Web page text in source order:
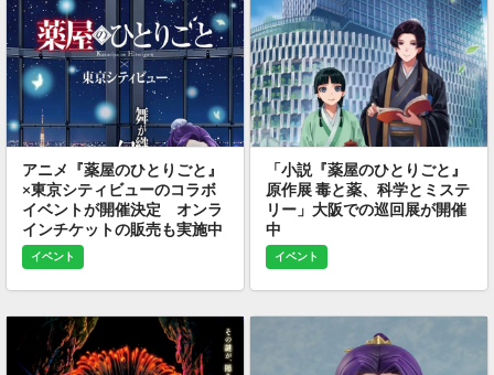
アニメ『薬屋のひとりごと』
×東京シティビューのコラボ
イベントが開催決定 オンラ
インチケットの販売も実施中
イベント
「小説『薬屋のひとりごと』
原作展 毒と薬、科学とミステ
リー」大阪での巡回展が開催
中
イベント